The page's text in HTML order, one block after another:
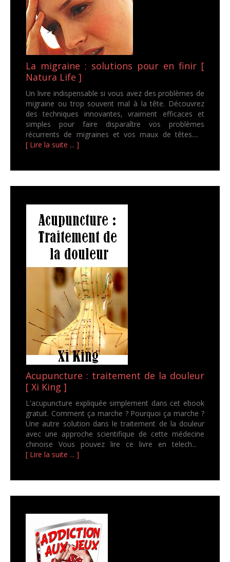
La migraine : solutions pour en finir [
Natura Life ]
Un livre indispensable si vous avez des problèmes de
migraine ou trop souvent mal à la tête. Découvrez
des techniques innovantes, vraiment efficaces et
simples pour faire disparaître vos problèmes
récurrents de migraines et vos maux de têtes....
[ Lire la suite ... ]
Acupuncture : traitement de la douleur
[ Xi King ]
L'acupuncture expliquée simplement dans cet ebook
gratuit. Comment ça marche ? Pourquoi ça marche ?
Une autre solution dans le traitement de la douleur
avec une approche scientifique de cette médecine
chinoise Vous pouvez lire ce livre en telech...
[ Lire la suite ... ]